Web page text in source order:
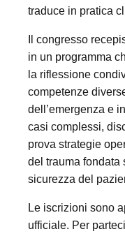
traduce in pratica
Il congresso
in un programma
la riflessione
competenze
dell’emergenza e
casi complessi,
prova strategie
del trauma
sicurezza del
Le iscrizioni sono
ufficiale. Per